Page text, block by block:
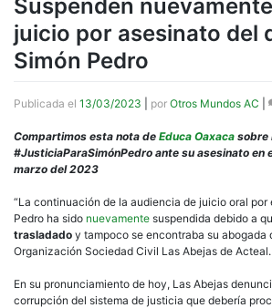
Suspenden
juicio por asesinato del
Simón Pedro
Publicada el 13/03/2023 por Otros Mundos AC
Compartimos esta nota de Educa Oaxaca sobre
#JusticiaParaSimónPedro ante su asesinato en
marzo del 2023
“La continuación de la audiencia de juicio oral por
Pedro ha sido nuevamente suspendida debido a
trasladado y tampoco se encontraba su abogada
Organización Sociedad Civil Las Abejas de Acteal.
En su pronunciamiento de hoy, Las Abejas
corrupción del sistema de justicia que debería